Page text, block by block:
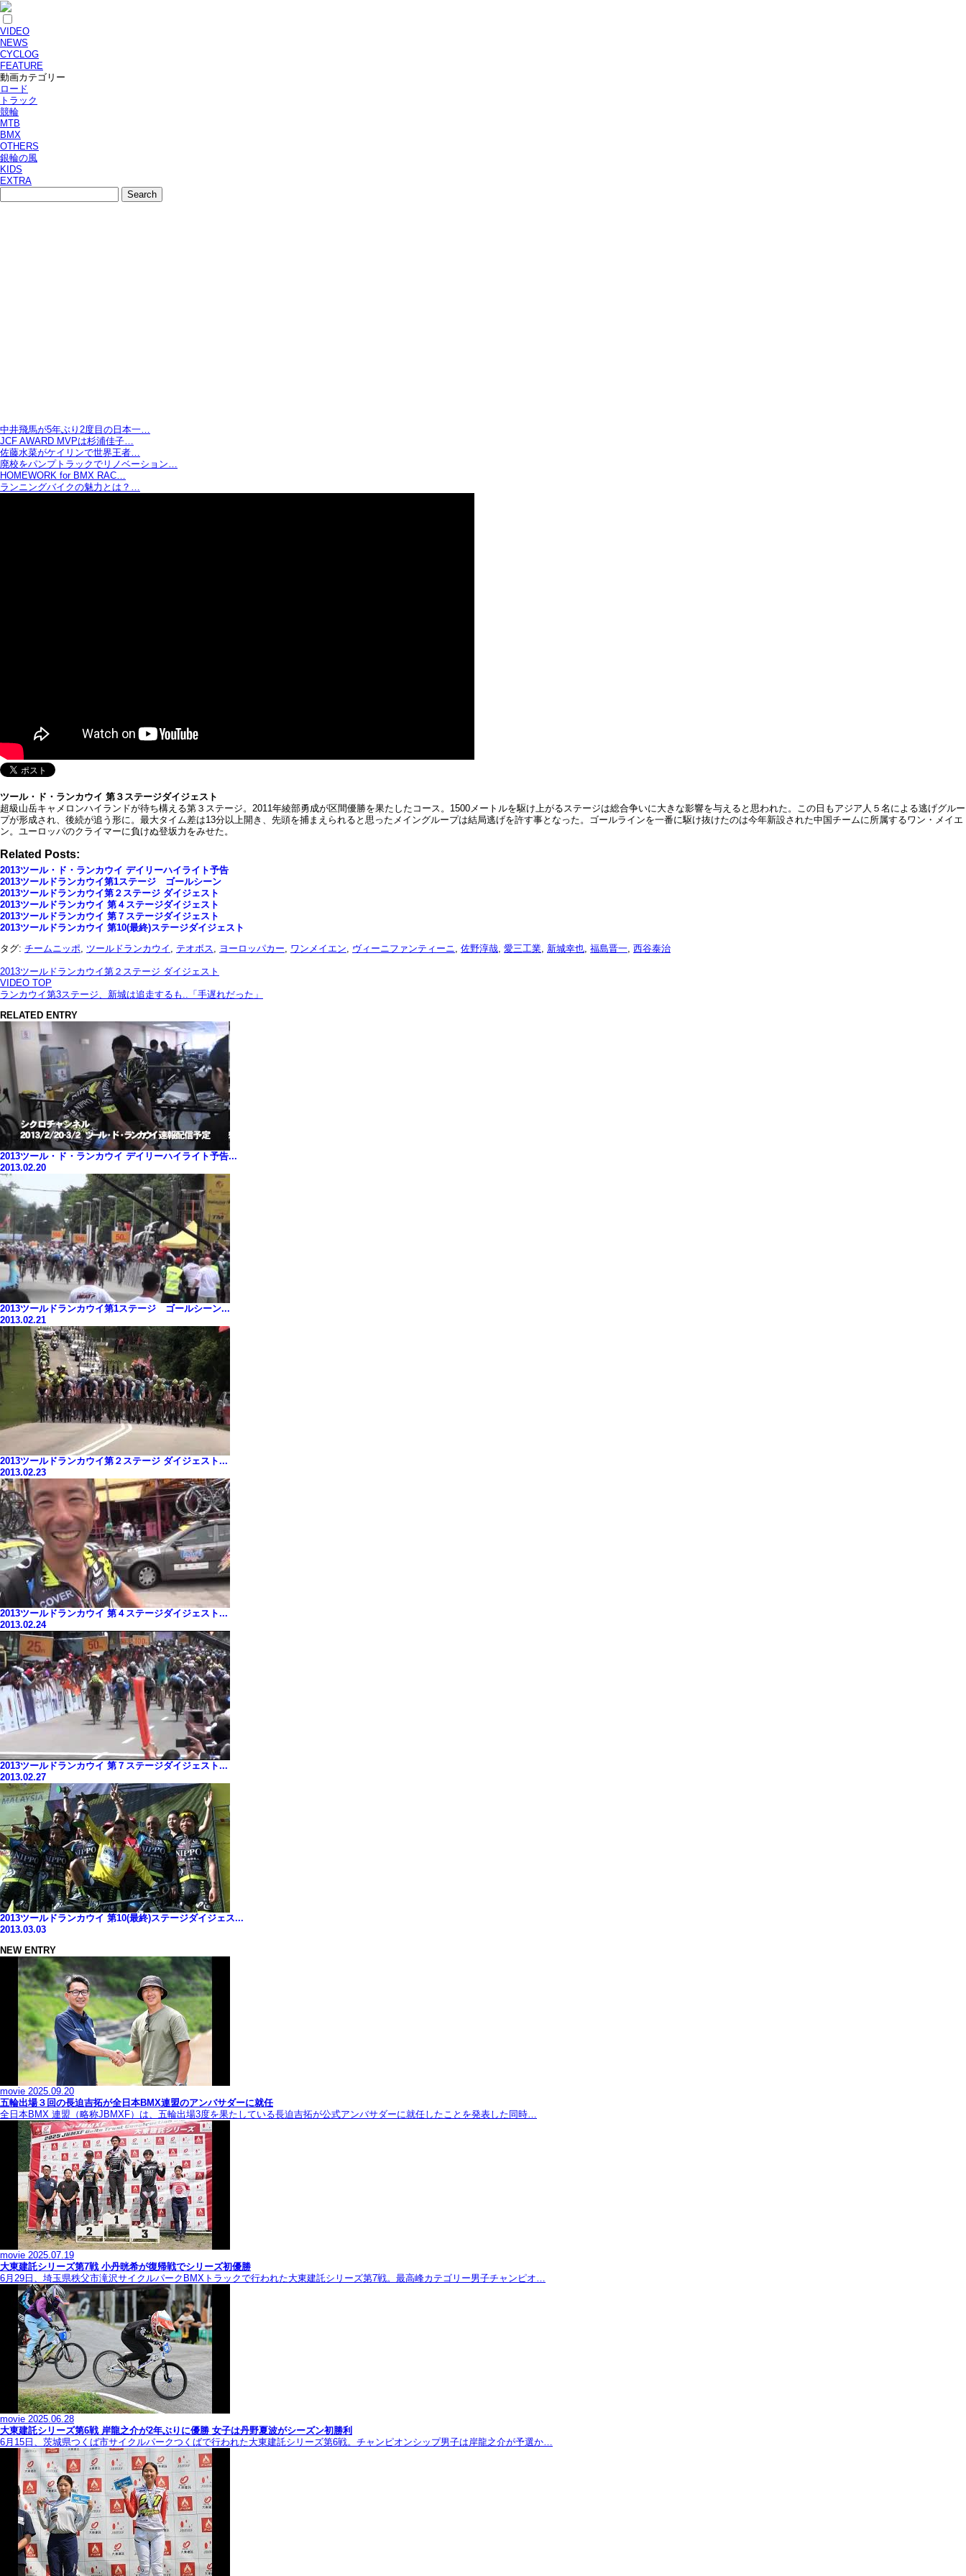
VIDEO
NEWS
CYCLOG
FEATURE
動画カテゴリー
ロード
トラック
競輪
MTB
BMX
OTHERS
銀輪の風
KIDS
EXTRA
中井飛馬が5年ぶり2度目の日本一…
JCF AWARD MVPは杉浦佳子…
佐藤水菜がケイリンで世界王者…
廃校をパンプトラックでリノベーション…
HOMEWORK for BMX RAC…
ランニングバイクの魅力とは？…
ツール・ド・ランカウイ 第３ステージダイジェスト
超級山岳キャメロンハイランドが待ち構える第３ステージ。2011年綾部勇成が区間優勝を果たしたコース。1500メートルを駆け上がるステージは総合争いに大きな影響を与えると思われた。この日もアジア人５名による逃げグルー
プが形成され、後続が追う形に。最大タイム差は13分以上開き、先頭を捕まえられると思ったメイングループは結局逃げを許す事となった。ゴールラインを一番に駆け抜けたのは今年新設された中国チームに所属するワン・メイエ
ン。ユーロッパのクライマーに負けぬ登坂力をみせた。
Related Posts:
2013ツール・ド・ランカウイ デイリーハイライト予告
2013ツールドランカウイ第1ステージ ゴールシーン
2013ツールドランカウイ第２ステージ ダイジェスト
2013ツールドランカウイ 第４ステージダイジェスト
2013ツールドランカウイ 第７ステージダイジェスト
2013ツールドランカウイ 第10(最終)ステージダイジェスト
タグ: チームニッポ ツールドランカウイ テオボス ヨーロッパカー ワンメイエン ヴィーニファンティーニ 佐野淳哉 愛三工業 新城幸也 福島晋一 西谷泰治
2013ツールドランカウイ第２ステージ ダイジェスト
VIDEO TOP
ランカウイ第3ステージ、新城は追走するも..「手遅れだった」
RELATED ENTRY
2013ツール・ド・ランカウイ デイリーハイライト予告...
2013.02.20
2013ツールドランカウイ第1ステージ ゴールシーン...
2013.02.21
2013ツールドランカウイ第２ステージ ダイジェスト...
2013.02.23
2013ツールドランカウイ 第４ステージダイジェスト...
2013.02.24
2013ツールドランカウイ 第７ステージダイジェスト...
2013.02.27
2013ツールドランカウイ 第10(最終)ステージダイジェス...
2013.03.03
NEW ENTRY
movie 2025.09.20
五輪出場３回の長迫吉拓が全日本BMX連盟のアンバサダーに就任
全日本BMX 連盟（略称JBMXF）は、五輪出場3度を果たしている長迫吉拓が公式アンバサダーに就任したことを発表した同時…
movie 2025.07.19
大東建託シリーズ第7戦 ⼩丹晄希が復帰戦でシリーズ初優勝
6月29日、埼玉県秩父市滝沢サイクルパークBMXトラックで行われた大東建託シリーズ第7戦。最高峰カテゴリー男子チャンピオ…
movie 2025.06.28
大東建託シリーズ第6戦 岸龍之介が2年ぶりに優勝 女子は丹野夏波がシーズン初勝利
6月15日、茨城県つくば市サイクルパークつくばで行われた大東建託シリーズ第6戦。チャンピオンシップ男子は岸龍之介が予選か…